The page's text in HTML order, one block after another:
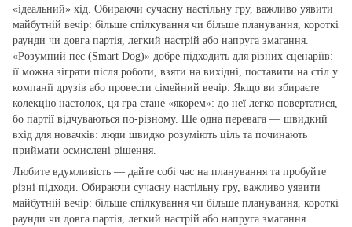
«ідеальний» хід. Обираючи сучасну настільну гру, важливо уявити
майбутній вечір: більше спілкування чи більше планування, короткі
раунди чи довга партія, легкий настрій або напруга змагання.
«Розумний пес (Smart Dog)» добре підходить для різних сценаріїв:
її можна зіграти після роботи, взяти на вихідні, поставити на стіл у
компанії друзів або провести сімейний вечір. Якщо ви збираєте
колекцію настолок, ця гра стане «якорем»: до неї легко повертатися,
бо партії відчуваються по‑різному. Ще одна перевага — швидкий
вхід для новачків: люди швидко розуміють ціль та починають
приймати осмислені рішення.
Любите вдумливість — дайте собі час на планування та пробуйте
різні підходи. Обираючи сучасну настільну гру, важливо уявити
майбутній вечір: більше спілкування чи більше планування, короткі
раунди чи довга партія, легкий настрій або напруга змагання.